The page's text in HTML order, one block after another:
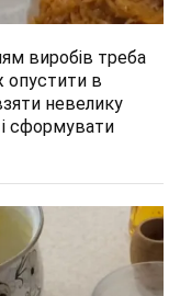
виробів треба
опустити в
невелику
і сформувати